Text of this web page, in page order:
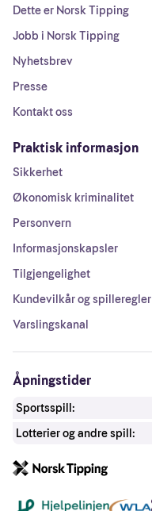
Dette er Norsk Tipping
Jobb i Norsk Tipping
Nyhetsbrev
Presse
Kontakt oss
Praktisk informasjon
Sikkerhet
Økonomisk kriminalitet
Personvern
Informasjonskapsler
Tilgjengelighet
Kundevilkår og spilleregler
Varslingskanal
Åpningstider
Sportsspill:
Lotterier og andre spill:
Andre lenker